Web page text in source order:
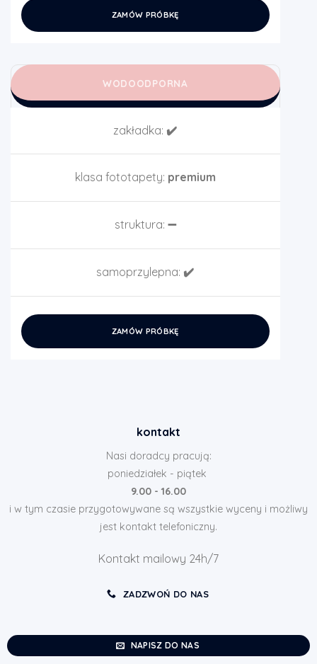
ZAMÓW PRÓBKĘ
WODOODPORNA
zakładka: ✔️
klasa fototapety: premium
struktura: ➖
samoprzylepna: ✔️
ZAMÓW PRÓBKĘ
kontakt
Nasi doradcy pracują:
poniedziałek - piątek
9.00 - 16.00
i w tym czasie przygotowywane są wszystkie wyceny i możliwy
jest kontakt telefoniczny.
Kontakt mailowy 24h/7
ZADZWOŃ DO NAS
NAPISZ DO NAS